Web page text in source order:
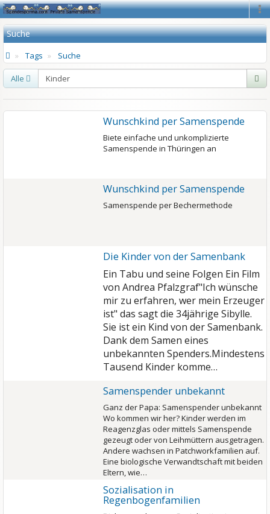
Suche
Tags Suche
Alle
Wunschkind per Samenspende
Biete einfache und unkomplizierte
Samenspende in Thüringen an
Wunschkind per Samenspende
Samenspende per Bechermethode
Die Kinder von der Samenbank
Ein Tabu und seine Folgen Ein Film
von Andrea Pfalzgraf"Ich wünsche
mir zu erfahren, wer mein Erzeuger
ist" das sagt die 34jährige Sibylle.
Sie ist ein Kind von der Samenbank.
Dank dem Samen eines
unbekannten Spenders.Mindestens
Tausend Kinder komme…
Samenspender unbekannt
Ganz der Papa: Samenspender unbekannt
Wo kommen wir her? Kinder werden im
Reagenzglas oder mittels Samenspende
gezeugt oder von Leihmüttern ausgetragen.
Andere wachsen in Patchworkfamilien auf.
Eine biologische Verwandtschaft mit beiden
Eltern, wie…
Sozialisation in
Regenbogenfamilien